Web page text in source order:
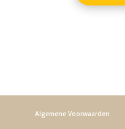
Algemene Voorwaarden